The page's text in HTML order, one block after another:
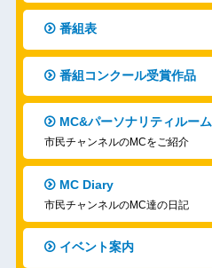
番組表
番組コンクール受賞作品
MC&パーソナリティルーム
市民チャンネルのMCをご紹介
MC Diary
市民チャンネルのMC達の日記
イベント案内